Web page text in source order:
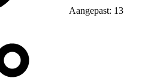
Aangepast: 13